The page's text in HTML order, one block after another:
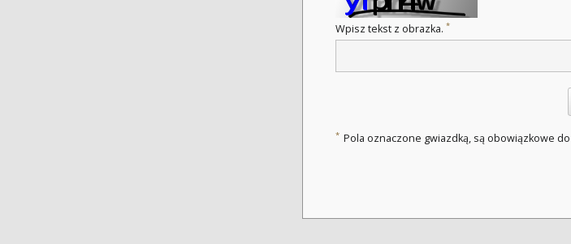
Wpisz tekst z obrazka. *
* Pola oznaczone gwiazdką, są obowiązkowe do